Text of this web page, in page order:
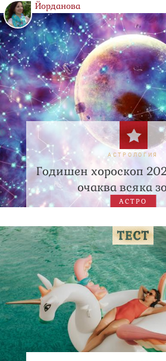
Йорданова
АСТРОЛОГИЯ
Годишен хороскоп
очаква всяка
АСТРО